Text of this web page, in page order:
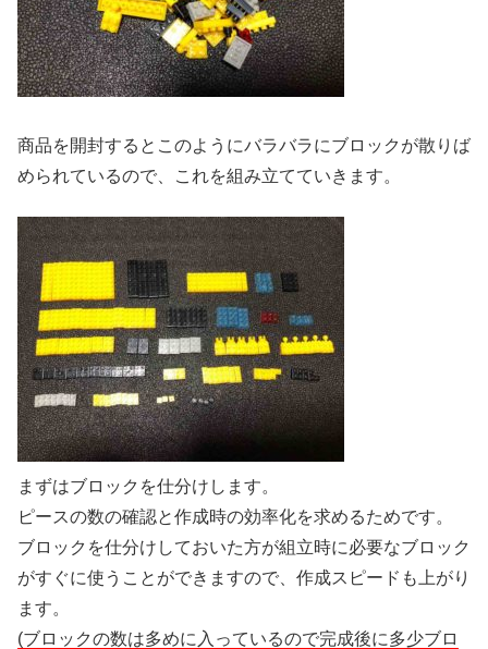
商品を開封するとこのようにバラバラにブロックが散りば
められているので、これを組み立てていきます。
まずはブロックを仕分けします。
ピースの数の確認と作成時の効率化を求めるためです。
ブロックを仕分けしておいた方が組立時に必要なブロック
がすぐに使うことができますので、作成スピードも上がり
ます。
(ブロックの数は多めに入っているので完成後に多少ブロ